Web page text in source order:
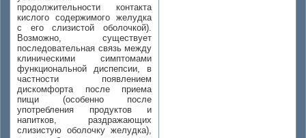
продолжительности контакта
кислого содержимого желудка
с его слизистой оболочкой).
Возможно, существует
последовательная связь между
клиническими симптомами
функциональной диспепсии, в
частности появлением
дискомфорта после приема
пищи (особенно после
употребления продуктов и
напитков, раздражающих
слизистую оболочку желудка),